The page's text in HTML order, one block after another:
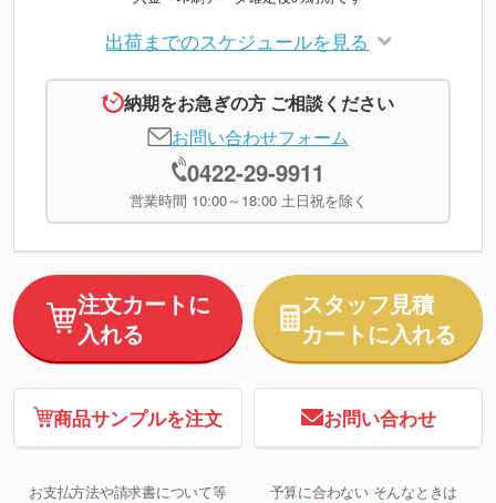
出荷までのスケジュールを見る
納期をお急ぎの方 ご相談ください
お問い合わせフォーム
0422-29-9911
営業時間 10:00～18:00 土日祝を除く
注文カートに
入れる
スタッフ見積
カートに入れる
商品サンプルを注文 お問い合わせ
お支払方法や請求書について等 予算に合わない そんなときは